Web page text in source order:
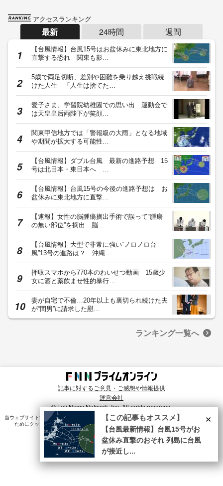
アクセスランキング
最新 24時間 週間
【台風情報】台風15号はお盆休みに東北地方に
直撃する恐れ 関東も影…
5歳で両足切断、差別や困難を乗り越え挑戦続
けた人生 「人生は捨てた…
愛子さま、学習院幼稚園での思い出 運動会で
は天皇皇后両陛下が笑顔…
関東甲信地方では「警報級の大雨」となる地域
や期間が拡大する可能性…
【台風情報】ダブル台風 最新の進路予想 15
号は北日本・東日本へ …
【台風情報】台風15号の今後の進路予想は お
盆休みに東北地方に直撃…
【速報】女性の脳腫瘍摘出手術で誤って“腫瘍
の無い部位”を摘出 脳…
【台風情報】大型で非常に強い“ノロノロ台
風”13号の進路は？ 沖縄…
押収スマホから770本のわいせつ動画 15歳少
女に酒と薬飲ませ性的暴行…
妻が自宅で不倫…20年以上も裏切られ続けた夫
が“間男”に請求した慰…
ランキング一覧へ
記事に対するご意見・ご感想や情報提供
運営会社
© Fuji News Network, Inc. All rights reserved.
当ウェブサイトでは、ユーザのニーズ・興味・関⼼に合致したコンテンツや広告配信を提供する
ためにクッキーを使⽤しています。詳細は、
プライバシーポリシー をご確認ください。×
【この記事もオススメ】
【台風最新情報】台風15号がお
盆休み直撃のおそれ 列島に台風
が接近し...